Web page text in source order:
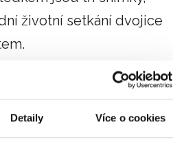
Detaily Více o cookies
životní setkání dvojice
studentka a americký
zBudapeštido
spolu stráví 12 hodin.